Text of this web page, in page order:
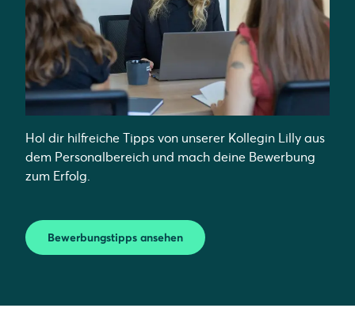
Hol dir hilfreiche Tipps von unserer Kollegin Lilly aus
dem Personalbereich und mach deine Bewerbung
zum Erfolg.
Bewerbungstipps ansehen